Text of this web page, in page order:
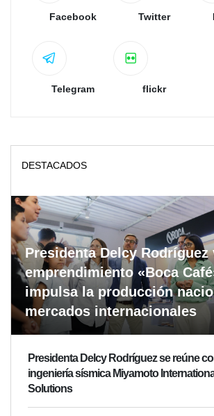
Facebook Twitter
Telegram flickr
DESTACADOS
Presidenta Delcy Rodríguez
emprendimiento «Boca
impulsa la producción
mercados internacionales
Presidenta Delcy Rodríguez se reúne
ingeniería sísmica Miyamoto
Solutions